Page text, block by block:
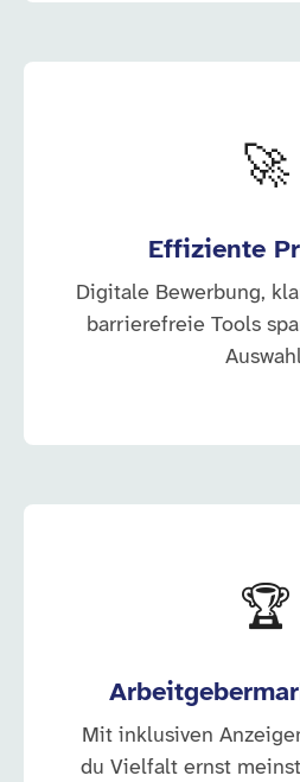
🚀
Effiziente
Digitale Bewerbung,
barrierefreie Tools
🏆
Mit inklusiven
du Vielfalt ernst